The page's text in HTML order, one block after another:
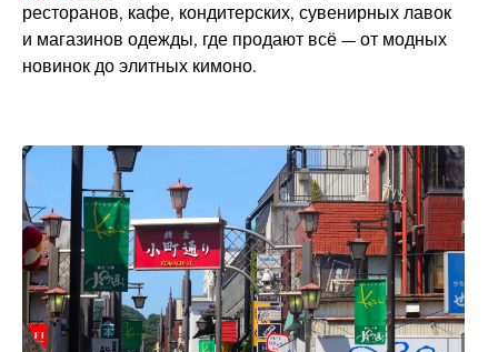
ресторанов, кафе, кондитерских, сувенирных лавок
и магазинов одежды, где продают всё — от модных
новинок до элитных кимоно.